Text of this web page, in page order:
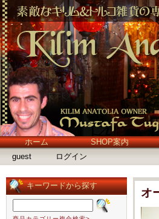
ホーム SHOP案内
guest
ログイン
キーワードから探す
オ